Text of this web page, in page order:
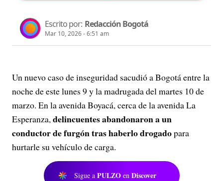
Escrito por: Redacción Bogotá
Mar 10, 2026 - 6:51 am
Un nuevo caso de inseguridad sacudió a Bogotá entre la
noche de este lunes 9 y la madrugada del martes 10 de
marzo. En la avenida Boyacá, cerca de la avenida La
Esperanza,delincuentes abandonaron a un
conductor de furgón tras haberlo drogadopara
hurtarle su vehículo de carga.
Sigue a PULZO en Discover